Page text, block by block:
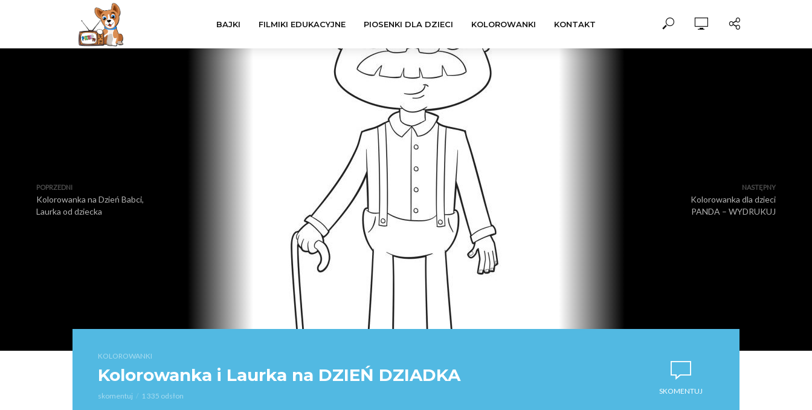
BAJKI FILMIKI EDUKACYJNE PIOSENKI DLA DZIECI KOLOROWANKI KONTAKT
POPRZEDNI
Kolorowanka na Dzień Babci,
Laurka od dziecka
NASTĘPNY
Kolorowanka dla dzieci
PANDA – WYDRUKUJ
KOLOROWANKI
Kolorowanka i Laurka na DZIEŃ DZIADKA
skomentuj 1 335 odsłon
SKOMENTUJ